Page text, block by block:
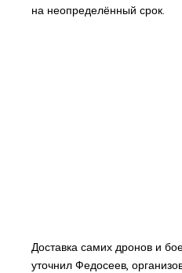
на неопределённый срок.
Доставка самих дронов и
уточнил Федосеев,